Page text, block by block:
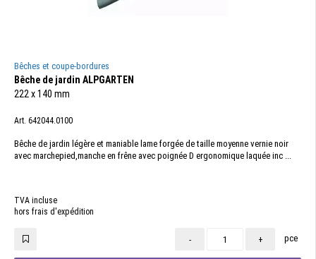
Bêches et coupe-bordures
Bêche de jardin ALPGARTEN
222 x 140 mm
Art. 642044.0100
Bêche de jardin légère et maniable lame forgée de taille moyenne vernie noir
avec marchepied,manche en frêne avec poignée D ergonomique laquée inc ...
TVA incluse
hors frais d'expédition
- + pce